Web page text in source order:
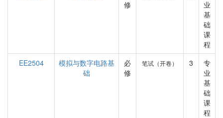
修
业
基
础
课
程
EE2504
模拟与数字电路基
础
必
修
笔试（开卷） 3
专
业
基
础
课
程